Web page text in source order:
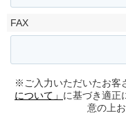
FAX
※ご入力いただいたお客
について」 に基づき適正
意の上